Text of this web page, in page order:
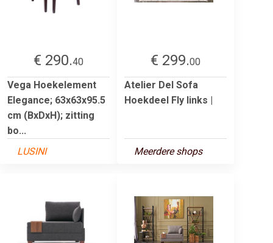
€ 290.40
Vega Hoekelement
Elegance; 63x63x95.5
cm (BxDxH); zitting
bo...
LUSINI
€ 299.00
Atelier Del Sofa
Hoekdeel Fly links |
Meerdere shops